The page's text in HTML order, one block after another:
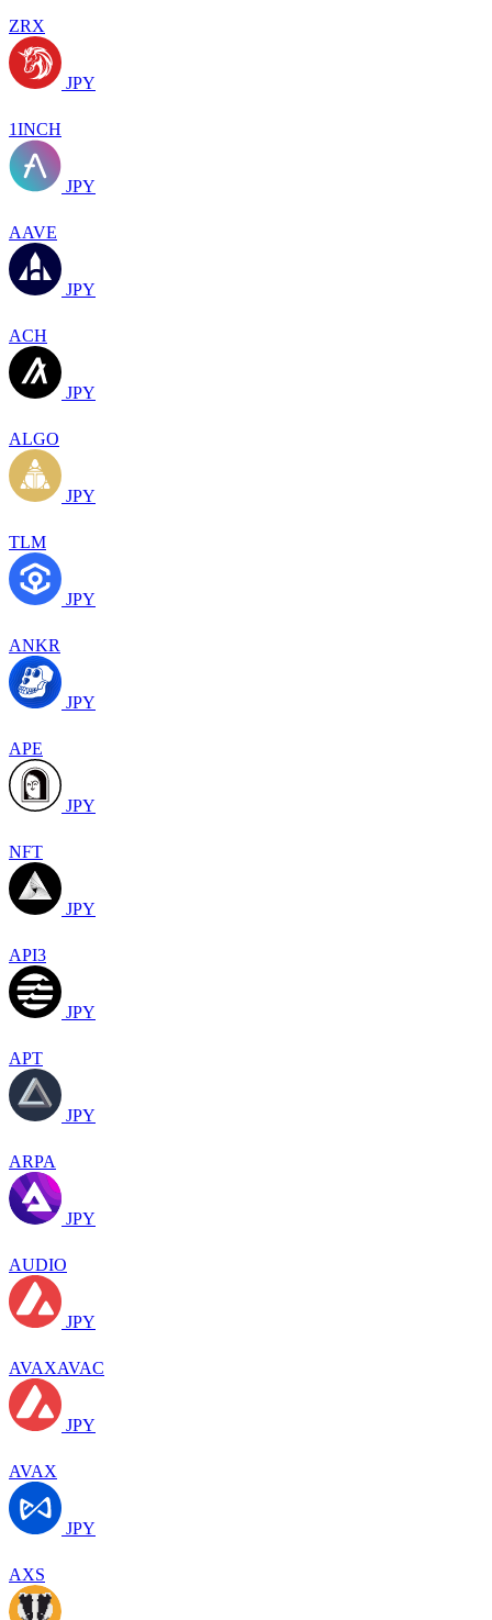
ZRX
JPY
1INCH
JPY
AAVE
JPY
ACH
JPY
ALGO
JPY
TLM
JPY
ANKR
JPY
APE
JPY
NFT
JPY
API3
JPY
APT
JPY
ARPA
JPY
AUDIO
JPY
AVAXAVAC
JPY
AVAX
JPY
AXS